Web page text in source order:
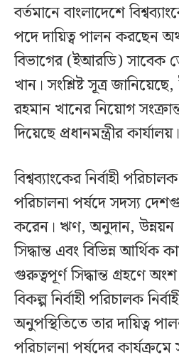
বর্তমানে বাংলাদেশে
পদে দায়িত্ব পালন করছেন
বিভাগের (ইআরডি) সাবেক
খান। সংশ্লিষ্ট সূত্র
রহমান খানের নিয়োগ
দিয়েছে প্রধানমন্ত্রীর কার্যালয়।
বিশ্বব্যাংকের নির্বাহী
পরিচালনা পর্ষদে সদস্য
করেন। ঋণ, অনুদান, উন্নয়ন
সিদ্ধান্ত এবং বিভিন্ন আর্থিক
গুরুত্বপূর্ণ সিদ্ধান্ত গ্রহণে
বিকল্প নির্বাহী পরিচালক
অনুপস্থিতিতে তার দায়িত্ব
পরিচালনা পর্ষদের